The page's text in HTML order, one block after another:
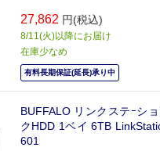
27,862 円(税込)
8/11(火)以降にお届け
在庫少なめ
有料長期保証(延長)承り中
BUFFALO リンクステｰシ
クHDD 1ベイ 6TB
601